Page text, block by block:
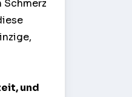
Schmerz
und